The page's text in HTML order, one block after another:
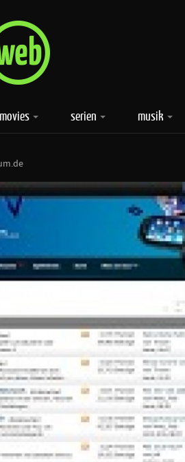
movies serien musik